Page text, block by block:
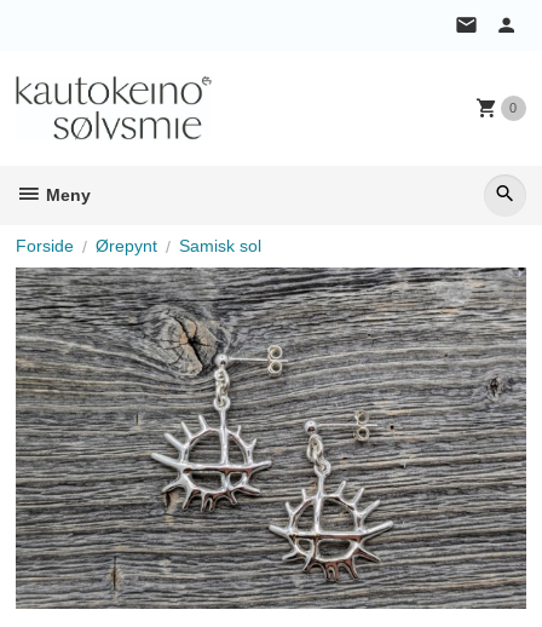
0
Meny
Forside Ørepynt Samisk sol